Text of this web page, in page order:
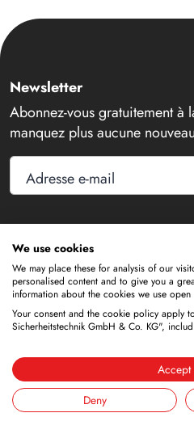
Newsletter
Abonnez-vous gratuitement à
manquez plus aucune
Adresse e-mail
Contact
+49 6188 9139-0
info@dueperthal.com
63791 Karlstein
Allemagne
We use cookies
We may place these for analysis of our
personalised content and to give you a
information about the cookies we use open
Your consent and the cookie policy apply
Sicherheitstechnik GmbH & Co. KG",
Accept
Deny